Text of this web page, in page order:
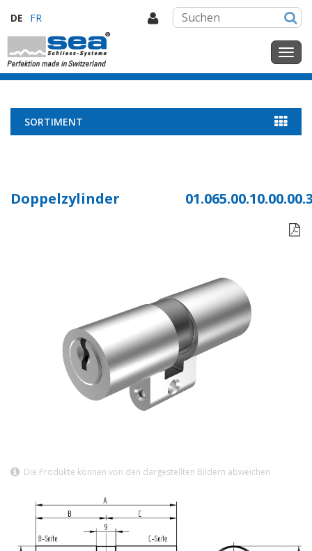
DE FR
SORTIMENT
Doppelzylinder

Die Produkte können von den dargestellten Bildern abweichen